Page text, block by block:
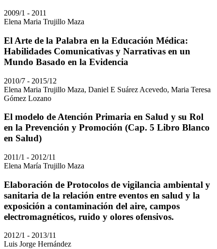
2009/1 - 2011
Elena Maria Trujillo Maza
El Arte de la Palabra en la Educación Médica:
Habilidades Comunicativas y Narrativas en un
Mundo Basado en la Evidencia
2010/7 - 2015/12
Elena Maria Trujillo Maza, Daniel E Suárez Acevedo, Maria Teresa
Gómez Lozano
El modelo de Atención Primaria en Salud y su Rol
en la Prevención y Promoción (Cap. 5 Libro Blanco
en Salud)
2011/1 - 2012/11
Elena María Trujillo Maza
Elaboración de Protocolos de vigilancia ambiental y
sanitaria de la relación entre eventos en salud y la
exposición a contaminación del aire, campos
electromagnéticos, ruido y olores ofensivos.
2012/1 - 2013/11
Luis Jorge Hernández